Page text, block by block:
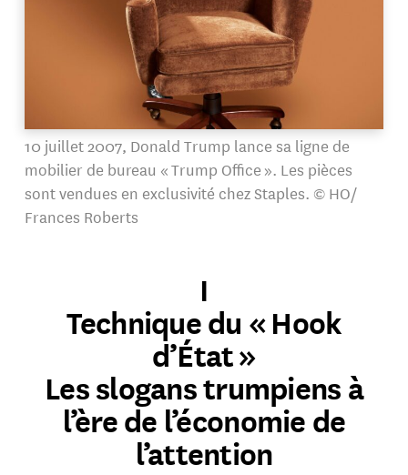
10 juillet 2007, Donald Trump lance sa ligne de
mobilier de bureau « Trump Office ». Les pièces
sont vendues en exclusivité chez Staples. © HO/
Frances Roberts
I
Technique du « Hook
d’État »
Les slogans trumpiens à
l’ère de l’économie de
l’attention